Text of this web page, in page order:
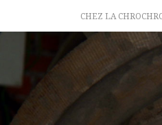
content
CHEZ LA